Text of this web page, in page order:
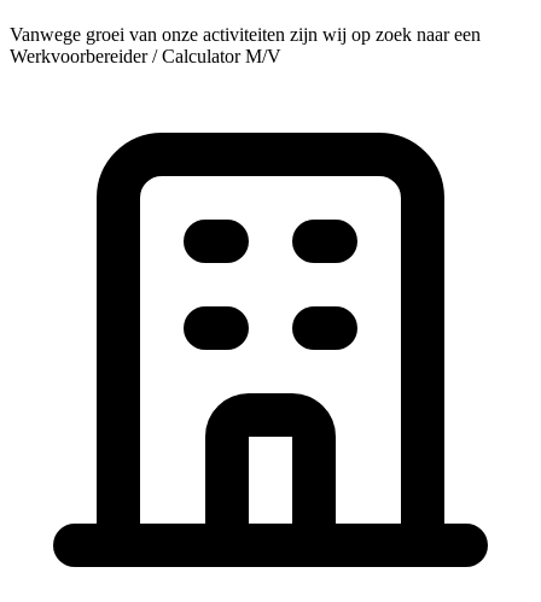
Vanwege groei van onze activiteiten zijn wij op zoek naar een
Werkvoorbereider / Calculator M/V